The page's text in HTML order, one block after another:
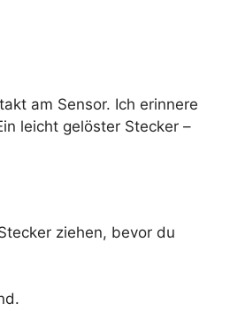
am Sensor. Ich erinnere
leicht gelöster Stecker –
ziehen, bevor du